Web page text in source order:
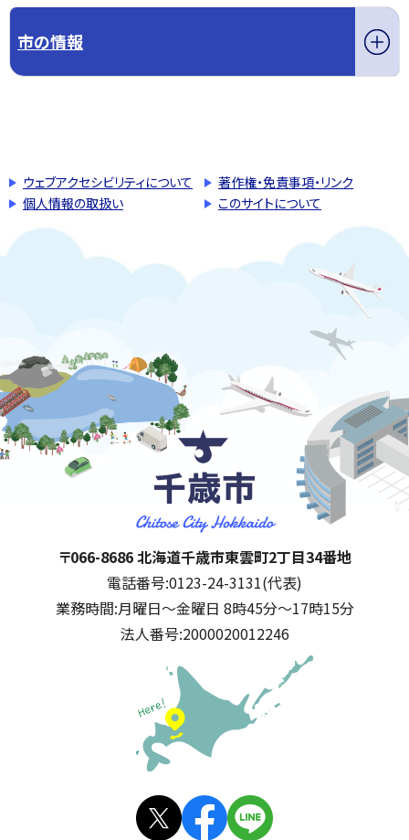
市の情報
ウェブアクセシビリティについて
著作権・免責事項・リンク
個人情報の取扱い
このサイトについて
千歳市
住所:
〒066-8686 北海道千歳市東雲町2丁目34番地
電話番号:0123-24-3131(代表)
業務時間:月曜日～金曜日 8時45分～17時15分
法人番号:2000020012246
公式SNS